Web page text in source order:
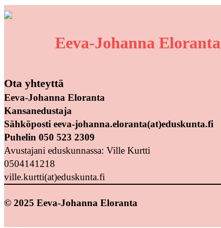
Eeva-Johanna Eloranta
Ota yhteyttä
Eeva-Johanna Eloranta
Kansanedustaja
Sähköposti eeva-johanna.eloranta(at)eduskunta.fi
Puhelin 050 523 2309
Avustajani eduskunnassa: Ville Kurtti
0504141218
ville.kurtti(at)eduskunta.fi
© 2025 Eeva-Johanna Eloranta